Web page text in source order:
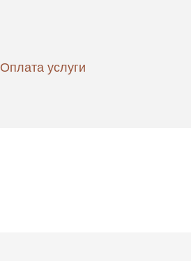
Оплата услуги